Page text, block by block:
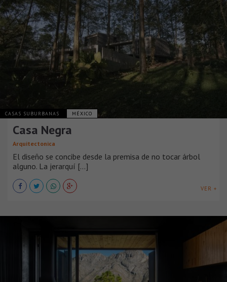
CASAS SUBURBANAS MÉXICO
Casa Negra
Arquitectonica
El diseño se concibe desde la premisa de no tocar árbol
alguno. La jerarquí [...]
VER +